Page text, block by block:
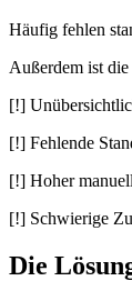
Häufig fehlen
Außerdem ist
[!]
[!] Fehlende
[!] Hoher
[!] Schwierige
Die